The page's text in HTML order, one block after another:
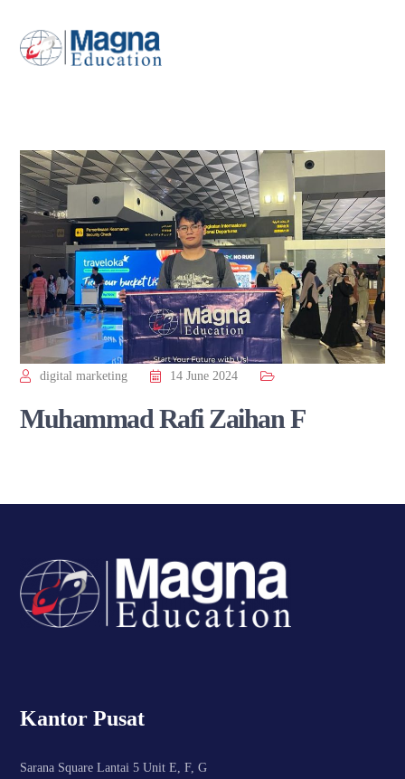
digital marketing 14 June 2024
Muhammad Rafi Zaihan F
Kantor Pusat
Sarana Square Lantai 5 Unit E, F, G